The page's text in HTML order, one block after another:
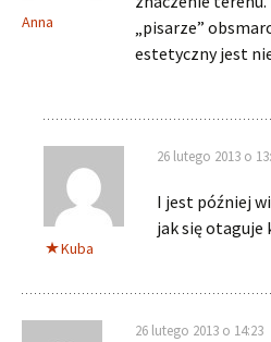
Anna
„pisarze”
estetyczny jest
Kuba
26 lutego 2013 o
I jest później
jak się otaguje
26 lutego 2013 o 14:23